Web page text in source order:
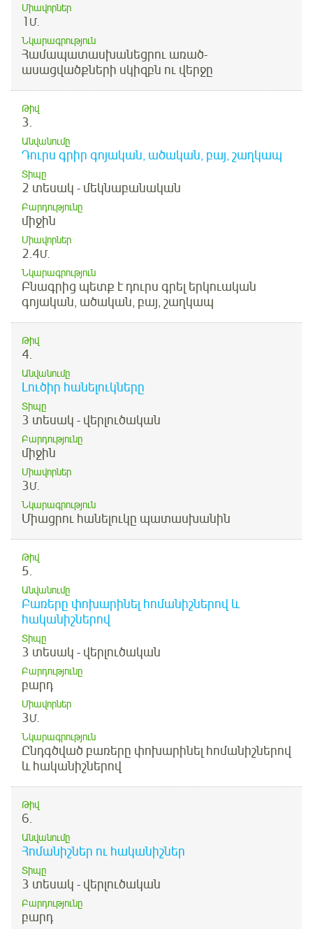
Միավորներ
1 Մ.
Նկարագրություն
Համապատասխանեցրու առած-
ասացվածքների սկիզբն ու վերջը
Թիվ
3.
Անվանումը
Դուրս գրիր գոյական, ածական, բայ, շաղկապ
Տիպը
2 տեսակ - մեկնաբանական
Բարդությունը
միջին
Միավորներ
2.4Մ.
Նկարագրություն
Բնագրից պետք է դուրս գրել երկուական
գոյական, ածական, բայ, շաղկապ
Թիվ
4.
Անվանումը
Լուծիր հանելուկները
Տիպը
3 տեսակ - վերլուծական
Բարդությունը
միջին
Միավորներ
3Մ.
Նկարագրություն
Միացրու հանելուկը պատասխանին
Թիվ
5.
Անվանումը
Բառերը փոխարինել հոմանիշներով և
հականիշներով
Տիպը
3 տեսակ - վերլուծական
Բարդությունը
բարդ
Միավորներ
3Մ.
Նկարագրություն
Ընդգծված բառերը փոխարինել հոմանիշներով
և հականիշներով
Թիվ
6.
Անվանումը
Հոմանիշներ ու հականիշներ
Տիպը
3 տեսակ - վերլուծական
Բարդությունը
բարդ